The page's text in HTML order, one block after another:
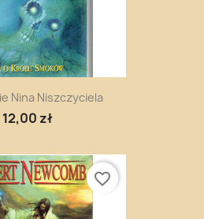
Nina Niszczyciela
12,00 zł
favorite_border